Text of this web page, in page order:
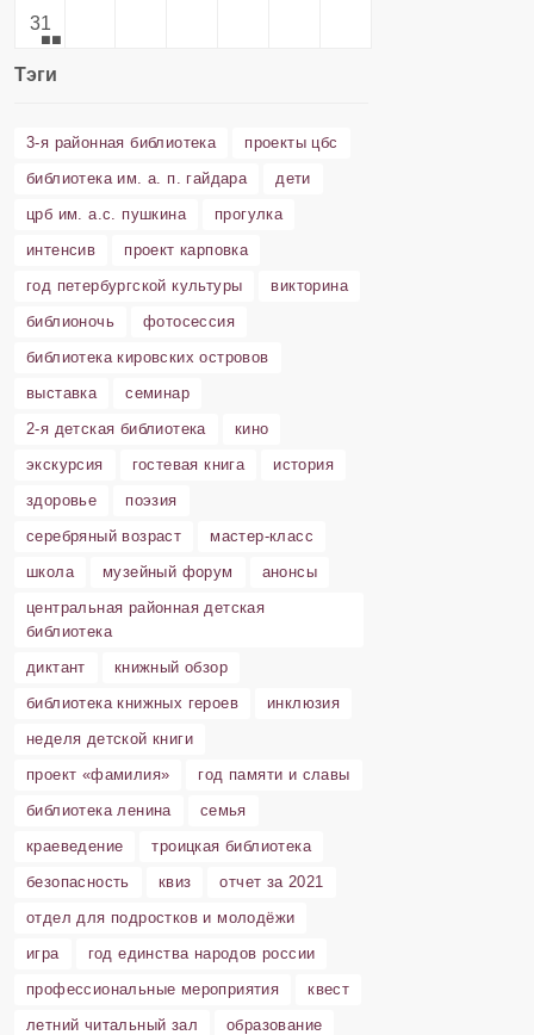
31
Тэги
3-я районная библиотека
проекты цбс
библиотека им. а. п. гайдара
дети
црб им. а.с. пушкина
прогулка
интенсив
проект карповка
год петербургской культуры
викторина
библионочь
фотосессия
библиотека кировских островов
выставка
семинар
2-я детская библиотека
кино
экскурсия
гостевая книга
история
здоровье
поэзия
серебряный возраст
мастер-класс
школа
музейный форум
анонсы
центральная районная детская
библиотека
диктант
книжный обзор
библиотека книжных героев
инклюзия
неделя детской книги
проект «фамилия»
год памяти и славы
библиотека ленина
семья
краеведение
троицкая библиотека
безопасность
квиз
отчет за 2021
отдел для подростков и молодёжи
игра
год единства народов россии
профессиональные мероприятия
квест
летний читальный зал
образование